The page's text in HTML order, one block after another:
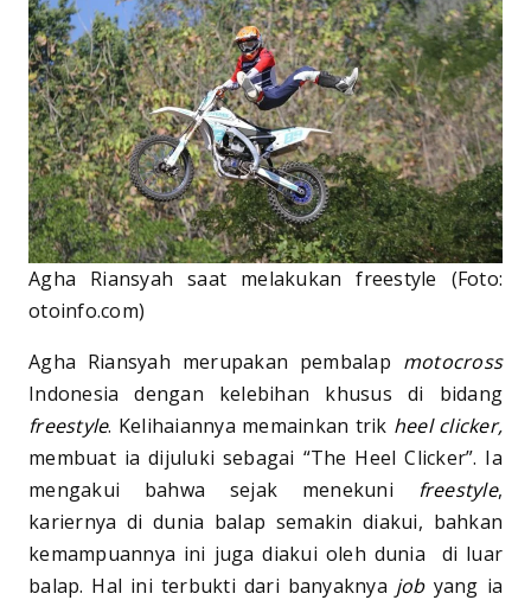
Agha Riansyah saat melakukan freestyle (Foto:
otoinfo.com)
Agha Riansyah merupakan pembalap motocross
Indonesia dengan kelebihan khusus di bidang
freestyle. Kelihaiannya memainkan trik heel clicker,
membuat ia dijuluki sebagai “The Heel Clicker”. Ia
mengakui bahwa sejak menekuni freestyle,
kariernya di dunia balap semakin diakui, bahkan
kemampuannya ini juga diakui oleh dunia di luar
balap. Hal ini terbukti dari banyaknya jobyang ia